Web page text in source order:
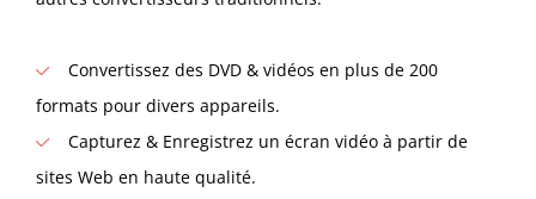
Convertissez des DVD & vidéos en plus de 200
formats pour divers appareils.
Capturez & Enregistrez un écran vidéo à partir de
sites Web en haute qualité.